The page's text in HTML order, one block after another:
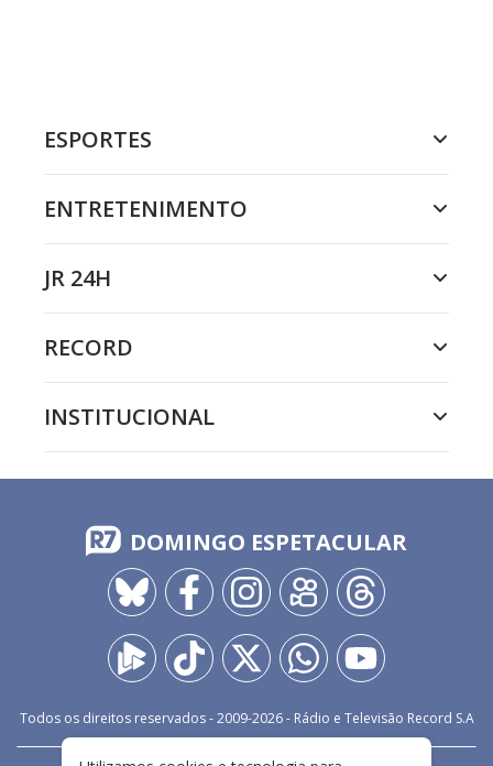
ESPORTES
ENTRETENIMENTO
JR 24H
RECORD
INSTITUCIONAL
DOMINGO ESPETACULAR
Todos os direitos reservados - 2009-2026- Rádio e Televisão Record S.A